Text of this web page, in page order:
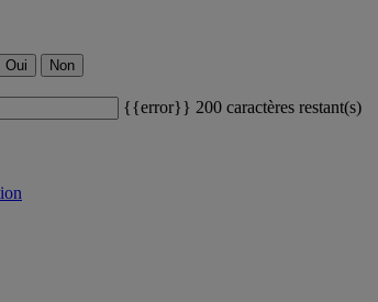
Oui Non
{{error}} 200 caractères restant(s)